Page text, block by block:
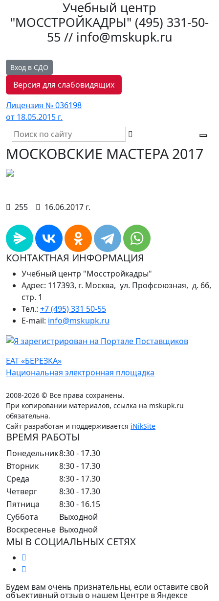
Учебный центр
"МОССТРОЙКАДРЫ" (495) 331-50-
55 // info@mskupk.ru
Вход в СДО
Версия для слабовидящих
Лицензия № 036198
от 18.05.2015 г.
МОСКОВСКИЕ МАСТЕРА 2017
255 16.06.2017 г.
КОНТАКТНАЯ ИНФОРМАЦИЯ
Учебный центр "Мосстройкадры"
Адрес: 117393, г. Москва, ул. Профсоюзная, д. 66,
стр. 1
Тел.: +7 (495) 331 50-55
E-mail: info@mskupk.ru
ЕАТ «БЕРЕЗКА»
Национальная электронная площадка
2008-2026 © Все права сохранены.
При копировании материалов, ссылка на mskupk.ru
обязательна.
Сайт разработан и поддерживается iNikSite
ВРЕМЯ РАБОТЫ
Понедельник8:30 - 17.30
Вторник
8:30 - 17.30
Среда
8:30 - 17.30
Четверг
8:30 - 17.30
Пятница
8:30 - 16.15
Суббота
Выходной
Воскресенье Выходной
МЫ В СОЦИАЛЬНЫХ СЕТЯХ
Будем вам очень признательны, если оставите свой
объективный отзыв о нашем Центре в Яндексе